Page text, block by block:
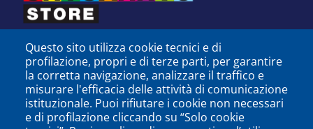
Questo sito utilizza cookie tecnici e di
profilazione, propri e di terze parti, per garantire
la corretta navigazione, analizzare il traffico e
misurare l'efficacia delle attività di comunicazione
istituzionale. Puoi rifiutare i cookie non necessari
e di profilazione cliccando su “Solo cookie